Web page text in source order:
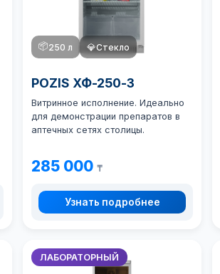
📦250 л 💎Стекло
POZIS ХФ-250-3
Витринное исполнение. Идеально
для демонстрации препаратов в
аптечных сетях столицы.
285 000₸
Узнать подробнее
ЛАБОРАТОРНЫЙ